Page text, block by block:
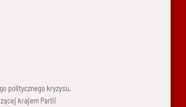
politycznego kryzysu.
krajem Partii